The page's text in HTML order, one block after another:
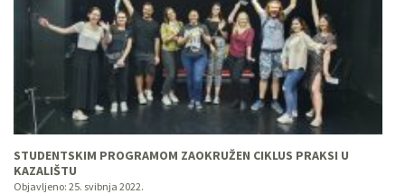
STUDENTSKIM PROGRAMOM ZAOKRUŽEN CIKLUS PRAKSI U
KAZALIŠTU
Objavljeno: 25. svibnja 2022.